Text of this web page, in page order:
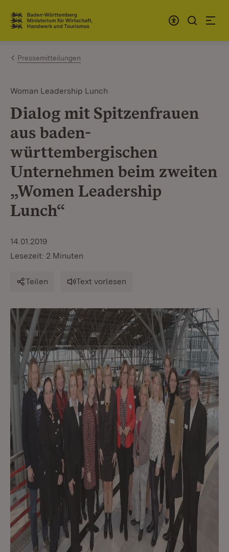
Zum Inhalt springen
Link zur Startseite
Pressemitteilungen
Woman Leadership Lunch
Dialog mit Spitzenfrauen
aus baden-
württembergischen
Unternehmen beim zweiten
„Women Leadership
Lunch“
14.01.2019
Lesezeit: 2 Minuten
Teilen Text vorlesen